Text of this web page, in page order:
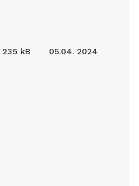
235 kB 05.04. 2024